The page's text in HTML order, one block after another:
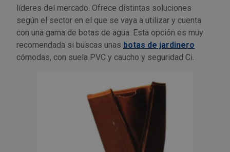
líderes del mercado. Ofrece distintas soluciones
según el sector en el que se vaya a utilizar y cuenta
con una gama de botas de agua. Esta opción es muy
recomendada si buscas unas botas de jardinero
cómodas, con suela PVC y caucho y seguridad Ci.